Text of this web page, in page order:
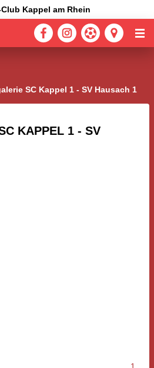
Kappel am Rhein
SC Kappel 1 - SV Hausach 1
KAPPEL 1 - SV